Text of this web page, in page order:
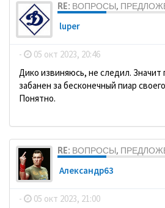
RE: ВОПРОСЫ,
luper
- 05 окт 2023, 20:46
Дико извиняюсь, не следил. Значит
забанен за бесконечный пиар
Понятно.
RE: ВОПРОСЫ,
Александр63
- 05 окт 2023, 21:00